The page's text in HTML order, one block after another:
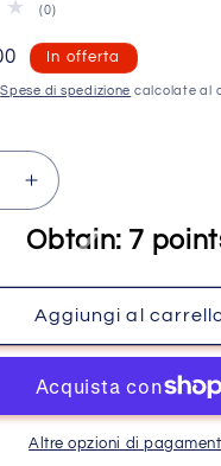
(0)0
totali
In offerta
Spese di spedizione calcolate al
Aumenta
quantità
per
Gel
polish
Cat&#39;s
Eye
9D
-
906
Obtain: 7
Aggiungi al
Altre opzioni di